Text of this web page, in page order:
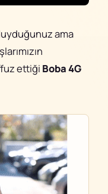
ama
ettiği Boba 4G